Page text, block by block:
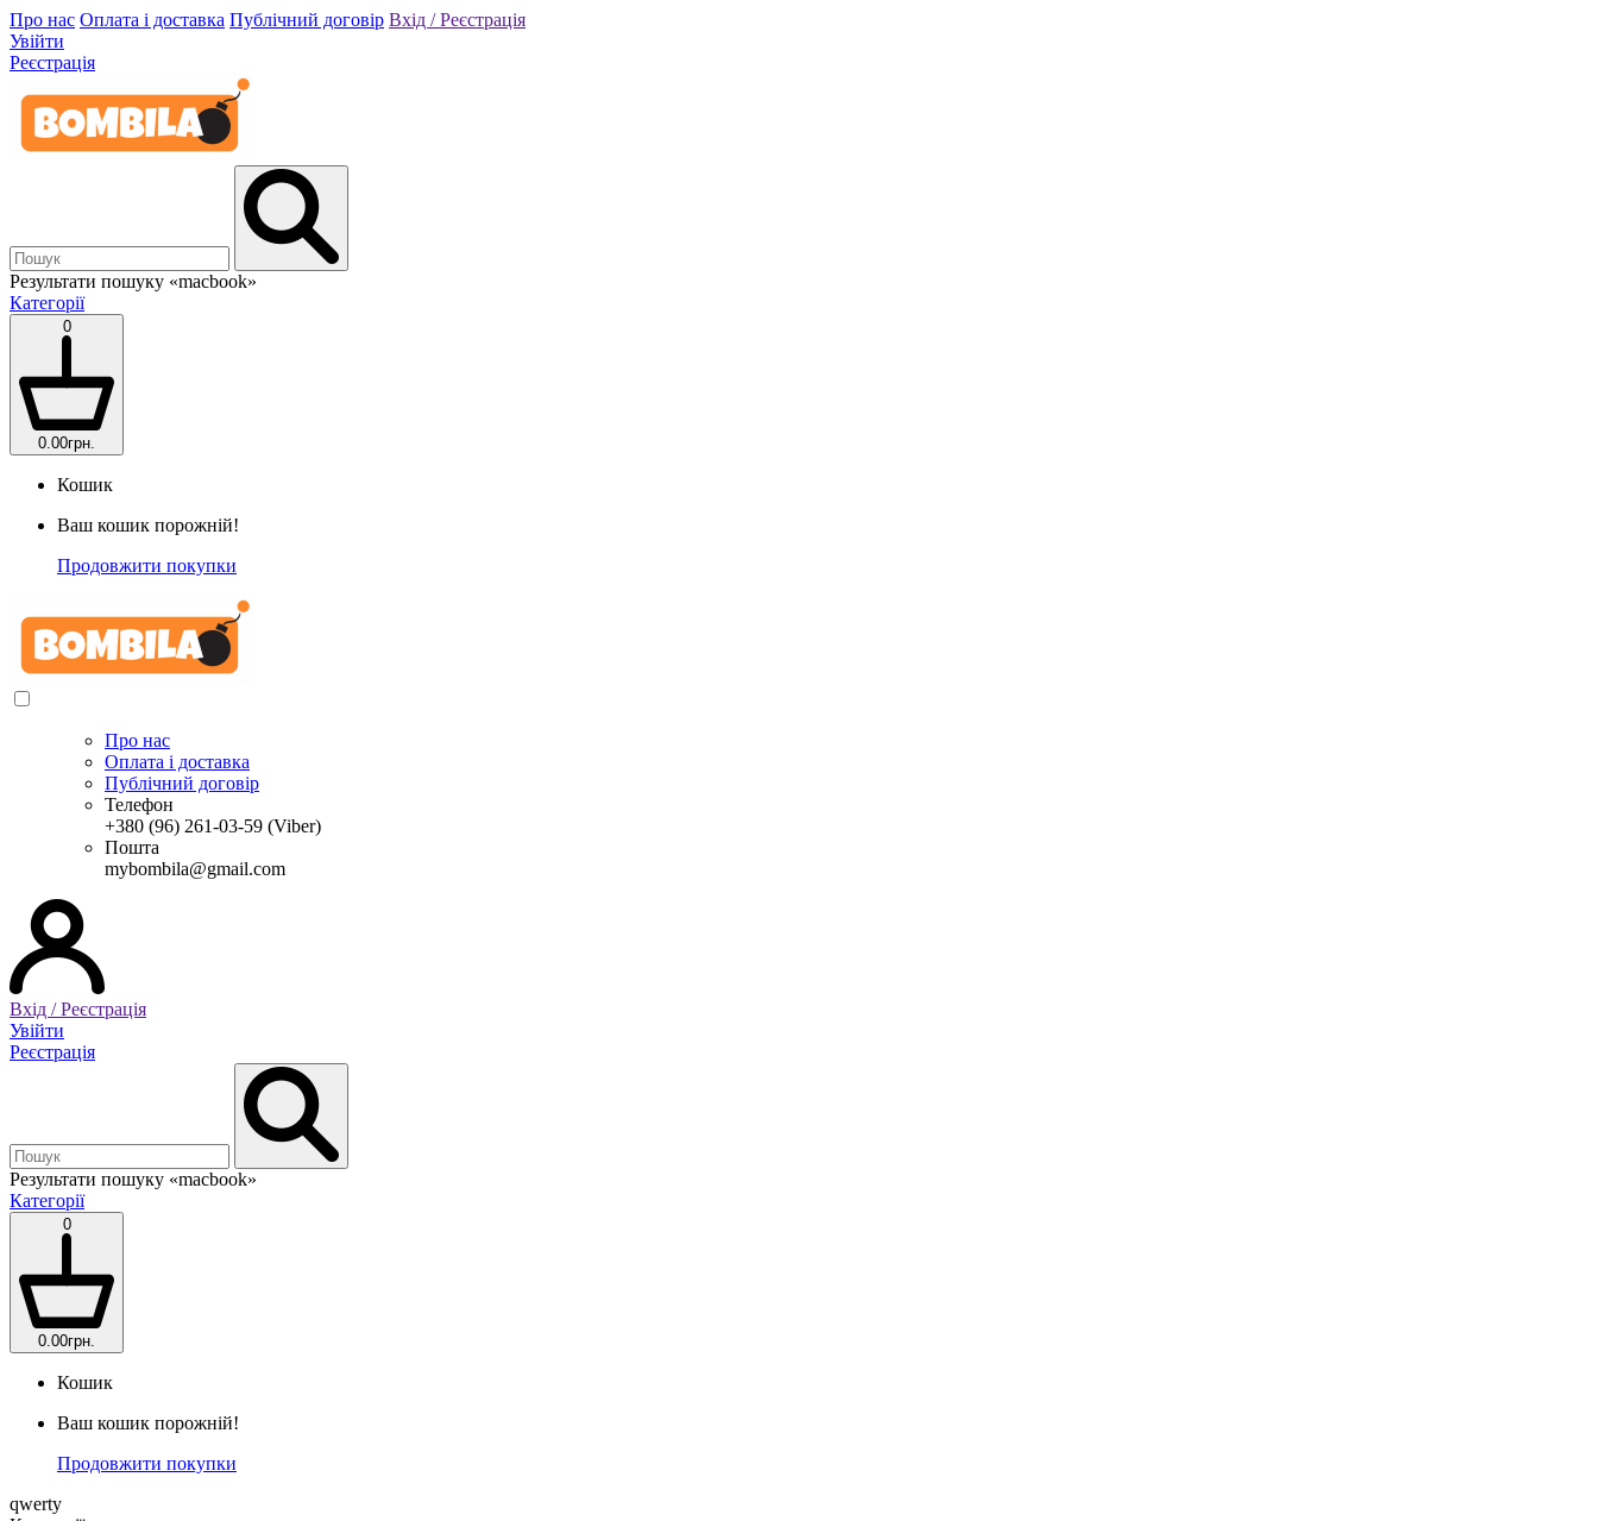
Про нас Оплата і доставка Публічний договір Вхід / Реєстрація
Увійти
Реєстрація
Результати пошуку «macbook»
Категорії
0
0.00грн.
Кошик
Ваш кошик порожній!
Продовжити покупки
Про нас
Оплата і доставка
Публічний договір
Телефон
+380 (96) 261-03-59 (Viber)
Пошта
mybombila@gmail.com
Вхід / Реєстрація
Увійти
Реєстрація
Результати пошуку «macbook»
Категорії
0
0.00грн.
Кошик
Ваш кошик порожній!
Продовжити покупки
qwerty